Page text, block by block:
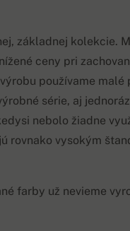
základnej kolekcie.
ceny pri
používame
série, aj
nebolo žiadne
rovnako vysokým
farby už nevieme